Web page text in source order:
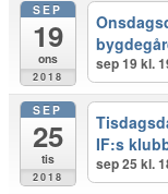
SEP
19
ons
2018
sep 19 kl.
SEP
25
tis
2018
IF:s
sep 25 kl.